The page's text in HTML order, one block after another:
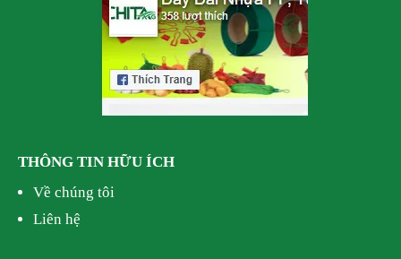
THÔNG TIN HỮU ÍCH
Về chúng tôi
Liên hệ